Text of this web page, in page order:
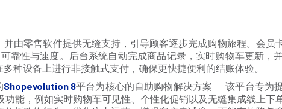
由零售软件提供无缝支持，引导顾客逐步完成购物旅程。会员
靠性与速度。后台系统自动完成商品记录，实时购物车更新，
种设备上进行非接触式支付，确保更快捷便利的结账体验。
Shopevolution 8平台为核心的自助购物解决方案——该平台专为
能，例如实时购物车可见性、个性化促销以及无缝集成线上